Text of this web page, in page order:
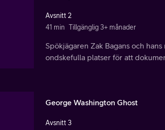
Avsnitt 2
41 min Tillgänglig 3+ månader
Spökjägaren Zak Bagans och
ondskefulla platser för att
George Washington Ghost
Avsnitt 3